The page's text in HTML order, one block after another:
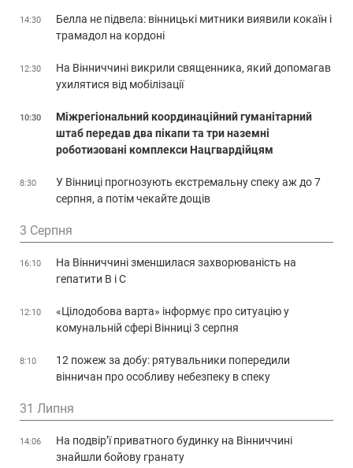
14:30
Белла не підвела: вінницькі митники виявили кокаїн і
трамадол на кордоні
12:30
На Вінниччині викрили священника, який допомагав
ухилятися від мобілізації
10:30
Міжрегіональний координаційний гуманітарний
штаб передав два пікапи та три наземні
роботизовані комплекси Нацгвардійцям
8:30
У Вінниці прогнозують екстремальну спеку аж до 7
серпня, а потім чекайте дощів
3 Серпня
16:10
На Вінниччині зменшилася захворюваність на
гепатити В і С
12:10
«Цілодобова варта» інформує про ситуацію у
комунальній сфері Вінниці 3 серпня
8:10
12 пожеж за добу: рятувальники попередили
вінничан про особливу небезпеку в спеку
31 Липня
14:06
На подвір’ї приватного будинку на Вінниччині
знайшли бойову гранату